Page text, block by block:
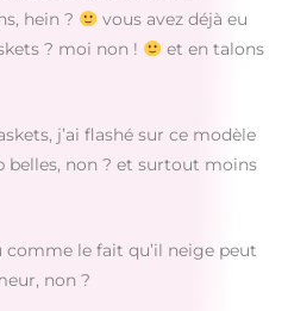
hein ?
vous avez déjà eu
? moi non !
et en talons
j’ai flashé sur ce modèle
belles, non ? et surtout moins
comme le fait qu’il neige peut
non ?